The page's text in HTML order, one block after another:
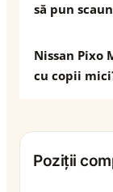
să pun
Nissan
cu copii
Poziții